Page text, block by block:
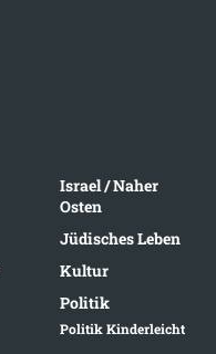
Israel / Naher
Osten
Jüdisches Leben
Kultur
Politik
Politik Kinderleicht